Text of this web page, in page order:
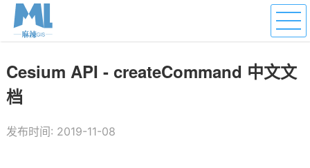
Cesium API - createCommand 中文文
档
发布时间: 2019-11-08